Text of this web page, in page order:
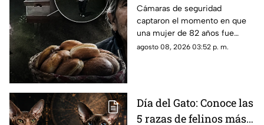
asesinato de abuelita
vendedora de cemitas
en Puebla: le robaron
unos pesos
Cámaras de seguridad
captaron el momento en que
una mujer de 82 años fue
asesinada al regresar de
agosto 08, 2026 03:52 p. m.
Día del Gato: Conoce las
5 razas de felinos más